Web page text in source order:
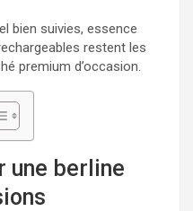
bien suivies, essence
restent les
premium d’occasion.
une berline